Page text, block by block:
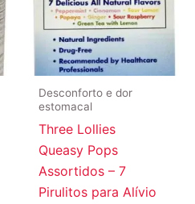
Desconforto e dor
estomacal
Three Lollies
Queasy Pops
Assortidos – 7
Pirulitos para Alívio